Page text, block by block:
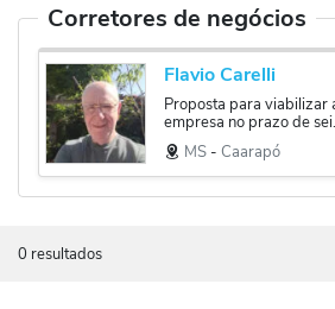
Corretores de negócios
Flavio Carelli
Proposta para viabilizar
empresa no prazo de
MS ‐ Caarapó
0 resultados